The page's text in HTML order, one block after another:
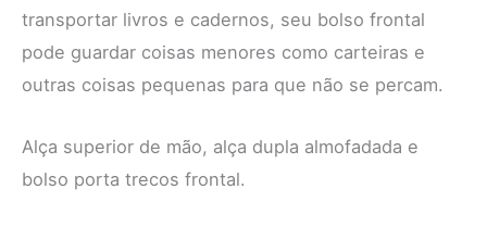
transportar livros e cadernos, seu bolso frontal
pode guardar coisas menores como carteiras e
outras coisas pequenas para que não se percam.
Alça superior de mão, alça dupla almofadada e
bolso porta trecos frontal.